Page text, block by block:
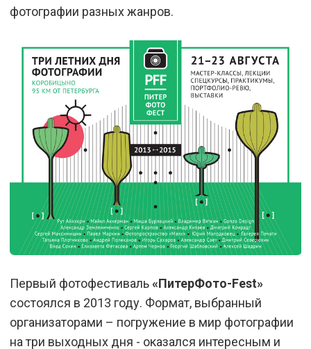
фотографии разных жанров.
Первый фотофестиваль«ПитерФото-Fest»
состоялся в 2013 году. Формат, выбранный
организаторами – погружение в мир фотографии
на три выходных дня - оказался интересным и